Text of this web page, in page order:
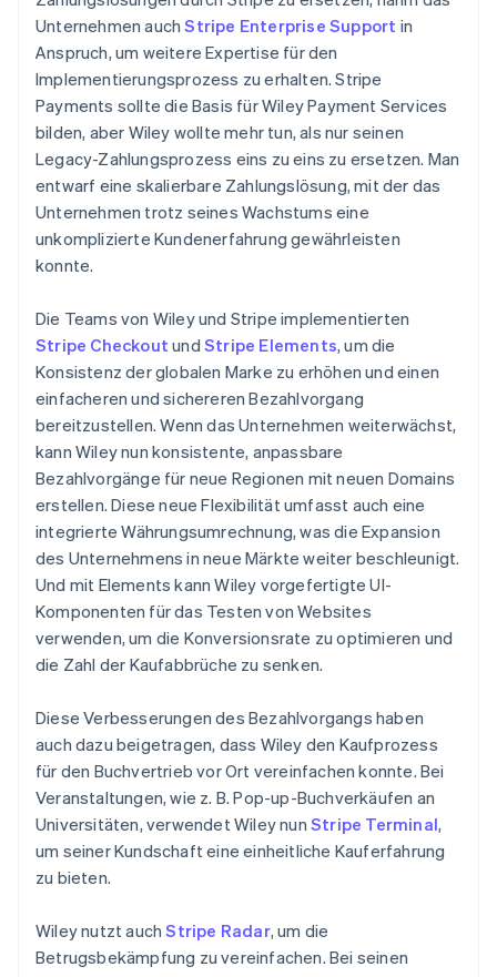
Unternehmen auchStripe Enterprise Support in
Anspruch, um weitere Expertise für den
Implementierungsprozess zu erhalten. Stripe
Payments sollte die Basis für Wiley Payment Services
bilden, aber Wiley wollte mehr tun, als nur seinen
Legacy-Zahlungsprozess eins zu eins zu ersetzen. Man
entwarf eine skalierbare Zahlungslösung, mit der das
Unternehmen trotz seines Wachstums eine
unkomplizierte Kundenerfahrung gewährleisten
konnte.
Die Teams von Wiley und Stripe implementierten
Stripe Checkout und Stripe Elements, um die
Konsistenz der globalen Marke zu erhöhen und einen
einfacheren und sichereren Bezahlvorgang
bereitzustellen. Wenn das Unternehmen weiterwächst,
kann Wiley nun konsistente, anpassbare
Bezahlvorgänge für neue Regionen mit neuen Domains
erstellen. Diese neue Flexibilität umfasst auch eine
integrierte Währungsumrechnung, was die Expansion
des Unternehmens in neue Märkte weiter beschleunigt.
Und mit Elements kann Wiley vorgefertigte UI-
Komponenten für das Testen von Websites
verwenden, um die Konversionsrate zu optimieren und
die Zahl der Kaufabbrüche zu senken.
Diese Verbesserungen des Bezahlvorgangs haben
auch dazu beigetragen, dass Wiley den Kaufprozess
für den Buchvertrieb vor Ort vereinfachen konnte. Bei
Veranstaltungen, wie z. B. Pop-up-Buchverkäufen an
Universitäten, verwendet Wiley nun Stripe Terminal,
um seiner Kundschaft eine einheitliche Kauferfahrung
zu bieten.
Wiley nutzt auchStripe Radar, um die
Betrugsbekämpfung zu vereinfachen. Bei seinen